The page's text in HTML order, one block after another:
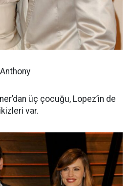
üç çocuğu, Lopez’in de
var.